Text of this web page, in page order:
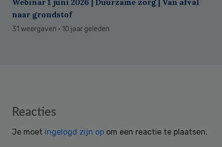
naar grondstof
31 weergaven · 10 jaar geleden
Reader
Reacties
Je moet ingelogd zijn op om een reactie te plaatsen.